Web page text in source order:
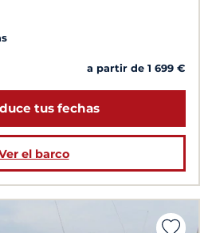
a partir de 1 699 €
tus fechas
el barco